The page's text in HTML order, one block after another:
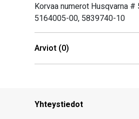
Korvaa numerot Husqvarna
5164005-00, 5839740-10
Arviot (0)
Yhteystiedot